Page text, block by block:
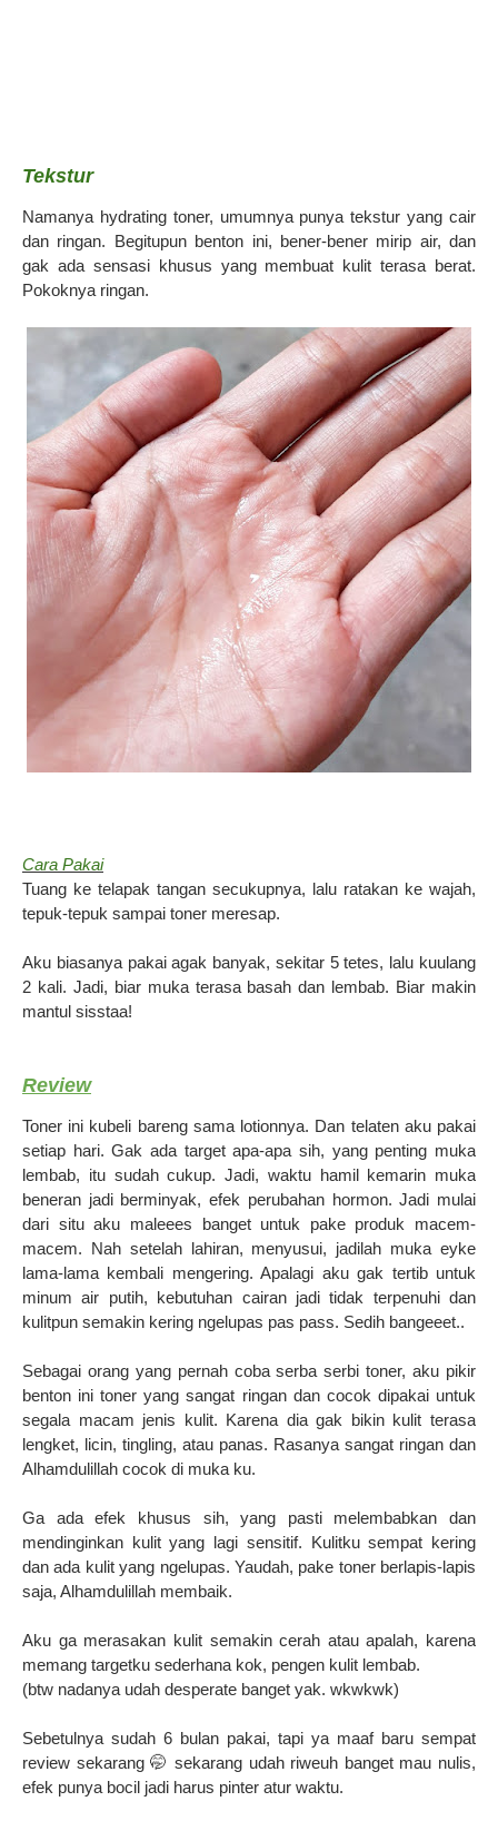
Tekstur
Namanya hydrating toner, umumnya punya tekstur yang cair
dan ringan. Begitupun benton ini, bener-bener mirip air, dan
gak ada sensasi khusus yang membuat kulit terasa berat.
Pokoknya ringan.
Cara Pakai
Tuang ke telapak tangan secukupnya, lalu ratakan ke wajah,
tepuk-tepuk sampai toner meresap.
Aku biasanya pakai agak banyak, sekitar 5 tetes, lalu kuulang
2 kali. Jadi, biar muka terasa basah dan lembab. Biar makin
mantul sisstaa!
Review
Toner ini kubeli bareng sama lotionnya. Dan telaten aku pakai
setiap hari. Gak ada target apa-apa sih, yang penting muka
lembab, itu sudah cukup. Jadi, waktu hamil kemarin muka
beneran jadi berminyak, efek perubahan hormon. Jadi mulai
dari situ aku maleees banget untuk pake produk macem-
macem. Nah setelah lahiran, menyusui, jadilah muka eyke
lama-lama kembali mengering. Apalagi aku gak tertib untuk
minum air putih, kebutuhan cairan jadi tidak terpenuhi dan
kulitpun semakin kering ngelupas pas pass. Sedih bangeeet..
Sebagai orang yang pernah coba serba serbi toner, aku pikir
benton ini toner yang sangat ringan dan cocok dipakai untuk
segala macam jenis kulit. Karena dia gak bikin kulit terasa
lengket, licin, tingling, atau panas. Rasanya sangat ringan dan
Alhamdulillah cocok di muka ku.
Ga ada efek khusus sih, yang pasti melembabkan dan
mendinginkan kulit yang lagi sensitif. Kulitku sempat kering
dan ada kulit yang ngelupas. Yaudah, pake toner berlapis-lapis
saja, Alhamdulillah membaik.
Aku ga merasakan kulit semakin cerah atau apalah, karena
memang targetku sederhana kok, pengen kulit lembab.
(btw nadanya udah desperate banget yak. wkwkwk)
Sebetulnya sudah 6 bulan pakai, tapi ya maaf baru sempat
review sekarang 🤭 sekarang udah riweuh banget mau nulis,
efek punya bocil jadi harus pinter atur waktu.